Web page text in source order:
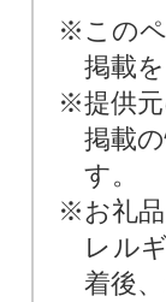
※この
掲載
※提供
掲載
す。
※お礼品
レル
着後